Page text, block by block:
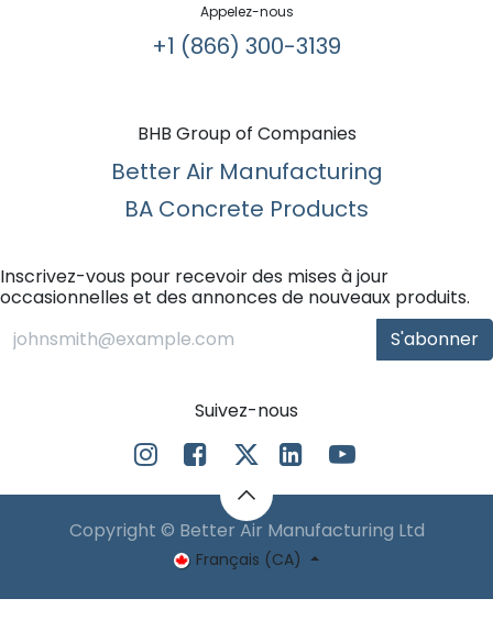
Appelez-nous
+1 (866) 300-3139​
BHB Group of Companies
Better Air Manufacturing
BA Concrete Products
Inscrivez-vous pour recevoir des mises à jour
occasionnelles et des annonces de nouveaux produits.
S'abonner
Suivez-nous
Copyright © Better Air Manufacturing Ltd
Français (CA)